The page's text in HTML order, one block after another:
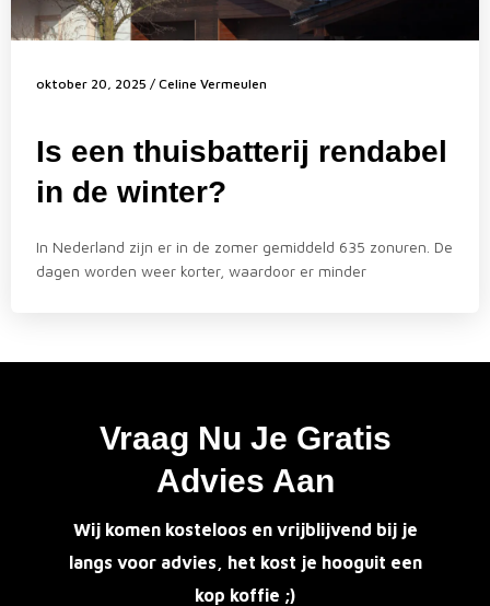
oktober 20, 2025 / Celine Vermeulen
Is een thuisbatterij rendabel
in de winter?
In Nederland zijn er in de zomer gemiddeld 635 zonuren. De
dagen worden weer korter, waardoor er minder
Vraag Nu Je Gratis
Advies Aan
Wij komen kosteloos en vrijblijvend bij je
langs voor advies, het kost je hooguit een
kop koffie ;)